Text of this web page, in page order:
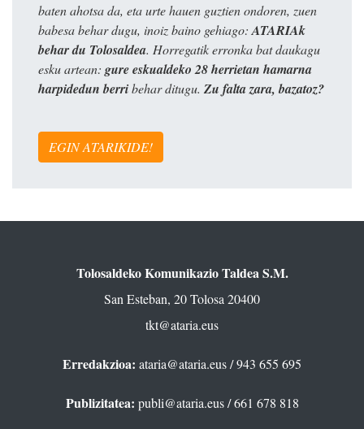
baten ahotsa da, eta urte hauen guztien ondoren, zuen
babesa behar dugu, inoiz baino gehiago: ATARIAk
behar du Tolosaldea. Horregatik erronka bat daukagu
esku artean: gure eskualdeko 28 herrietan hamarna
harpidedun berribehar ditugu. Zu falta zara, bazatoz?
EGIN ATARIKIDE!
Tolosaldeko Komunikazio Taldea S.M.
San Esteban, 20 Tolosa 20400
tkt@ataria.eus
Erredakzioa: ataria@ataria.eus/ 943 655 695
Publizitatea: publi@ataria.eus/ 661 678 818